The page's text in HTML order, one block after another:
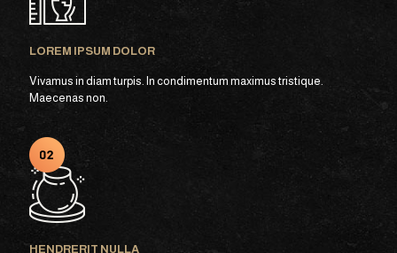
LOREM IPSUM DOLOR
Vivamus in diam turpis. In condimentum maximus tristique.
Maecenas non.
HENDRERIT NULLA